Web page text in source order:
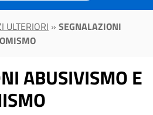
ULTERIORI » SEGNALAZIONI
ABUSIVISMO E